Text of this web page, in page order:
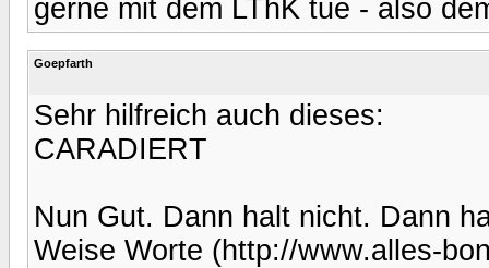
gerne mit dem LThK tue - also
Goepfarth
Sehr hilfreich auch dieses:
CARADIERT
Nun Gut. Dann halt nicht. Dann
Weise Worte (http://www.alles-